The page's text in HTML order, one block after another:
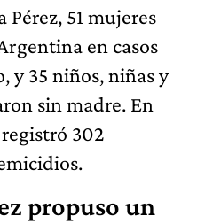
51 mujeres
en casos
y 35 niños, niñas y
sin madre. En
302
propuso un